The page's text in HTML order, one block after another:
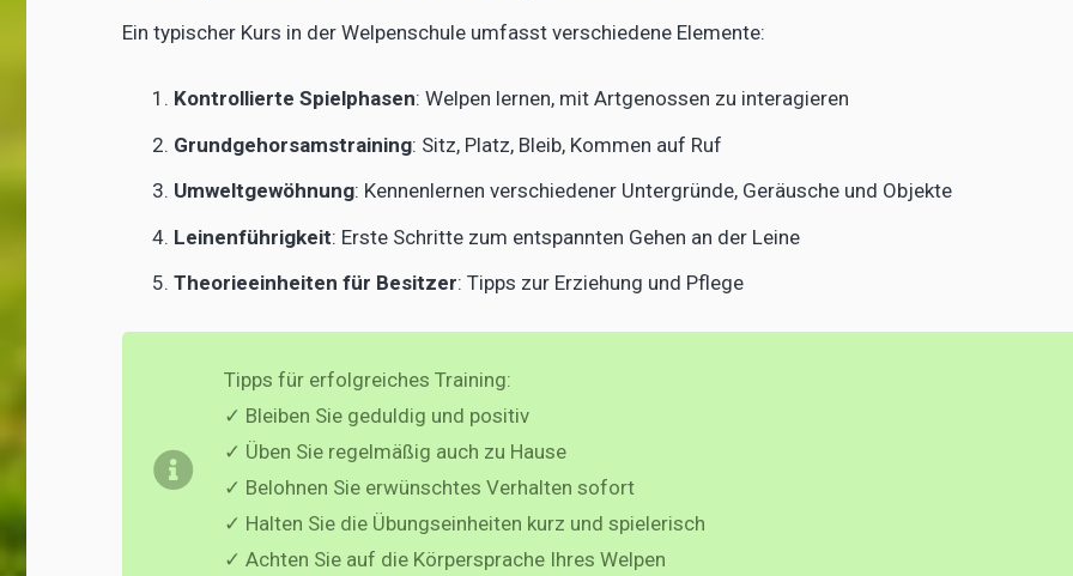
Ein typischer Kurs in der Welpenschule umfasst verschiedene Elemente:
Kontrollierte Spielphasen: Welpen lernen, mit Artgenossen zu interagieren
Grundgehorsamstraining: Sitz, Platz, Bleib, Kommen auf Ruf
Umweltgewöhnung: Kennenlernen verschiedener Untergründe, Geräusche und Objekte
Leinenführigkeit: Erste Schritte zum entspannten Gehen an der Leine
Theorieeinheiten für Besitzer: Tipps zur Erziehung und Pflege
Tipps für erfolgreiches Training:
✓ Bleiben Sie geduldig und positiv
✓ Üben Sie regelmäßig auch zu Hause
✓ Belohnen Sie erwünschtes Verhalten sofort
✓ Halten Sie die Übungseinheiten kurz und spielerisch
✓ Achten Sie auf die Körpersprache Ihres Welpen